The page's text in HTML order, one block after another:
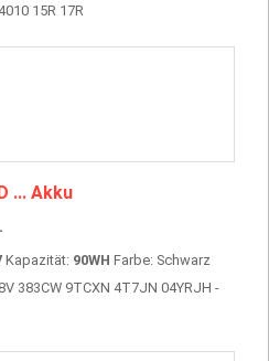
15R 17R
Kapazität: 90WH Farbe: Schwarz
383CW 9TCXN 4T7JN 04YRJH -